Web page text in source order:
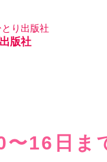
り出版社
版社
〜16日ま